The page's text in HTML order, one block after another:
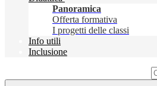
Panoramica
Offerta formativa
I progetti delle classi
Info utili
Inclusione